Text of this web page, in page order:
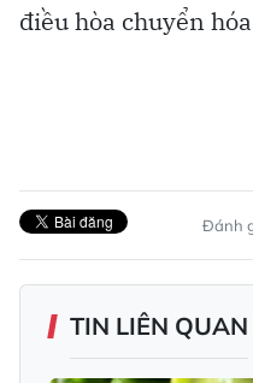
điều hòa chuyển
Đánh
TIN LIÊN QUAN